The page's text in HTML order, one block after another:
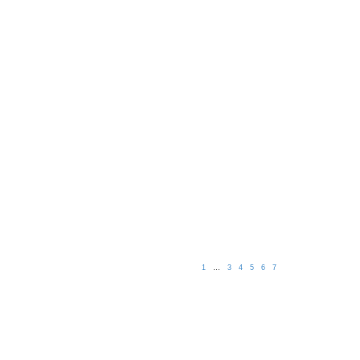
1 … 3 4 5 6 7